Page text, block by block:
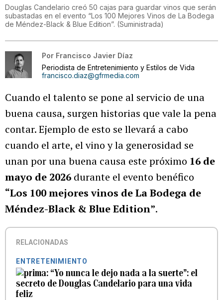
Douglas Candelario creó 50 cajas para guardar vinos que serán
subastadas en el evento “Los 100 Mejores Vinos de La Bodega
de Méndez-Black & Blue Edition”. (Suministrada)
Por Francisco Javier Díaz
Periodista de Entretenimiento y Estilos de Vida
francisco.diaz@gfrmedia.com
Cuando el talento se pone al servicio de una
buena causa, surgen historias que vale la pena
contar. Ejemplo de esto se llevará a cabo
cuando el arte, el vino y la generosidad se
unan por una buena causa este próximo 16 de
mayo de 2026 durante el evento benéfico
“Los 100 mejores vinos de La Bodega de
Méndez-Black & Blue Edition”.
RELACIONADAS
ENTRETENIMIENTO
“Yo nunca le dejo nada a la suerte”: el
secreto de Douglas Candelario para una vida
feliz